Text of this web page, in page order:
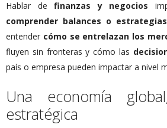
Hablar de finanzas y negocios
comprender balances o
entender cómo se entrelazan los
fluyen sin fronteras y cómo las
país o empresa pueden impactar a nivel
Una economía
estratégica